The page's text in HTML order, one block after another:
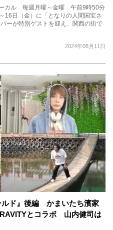
ーカル 毎週月曜～金曜 午前9時50分
16日（金）に「となりの人間国宝さ
ーが特別ゲストを迎え、関西の街で
2024年08月11日
ルド』後編 かまいたち濱家
とコラボ 山内健司は